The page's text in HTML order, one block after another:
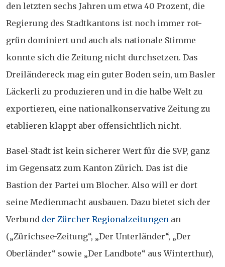
den letzten sechs Jahren um etwa 40 Prozent, die
Regierung des Stadtkantons ist noch immer rot-
grün dominiert und auch als nationale Stimme
konnte sich die Zeitung nicht durchsetzen. Das
Dreiländereck mag ein guter Boden sein, um Basler
Läckerli zu produzieren und in die halbe Welt zu
exportieren, eine nationalkonservative Zeitung zu
etablieren klappt aber offensichtlich nicht.
Basel-Stadt ist kein sicherer Wert für die SVP, ganz
im Gegensatz zum Kanton Zürich. Das ist die
Bastion der Partei um Blocher. Also will er dort
seine Medienmacht ausbauen. Dazu bietet sich der
Verbund der Zürcher Regionalzeitungen an
(„Zürichsee-Zeitung“, „Der Unterländer“, „Der
Oberländer“ sowie „Der Landbote“ aus Winterthur),